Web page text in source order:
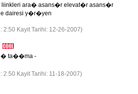
ara� asans�r elevat�r asans�r
dairesi y�r�yen
Kayit Tarihi: 12-26-2007)
ta��ma -
Kayit Tarihi: 11-18-2007)